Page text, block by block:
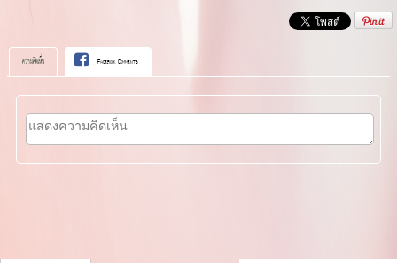
ความคิดเห็น Facebook Comments